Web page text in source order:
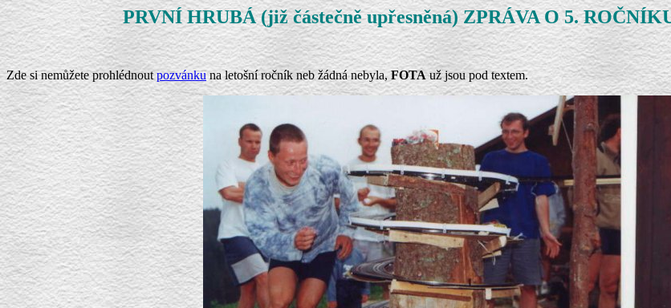
PRVNÍ HRUBÁ (již částečně upřesněná) ZPRÁVA O 5.
Zde si nemůžete prohlédnoutpozvánkuna letošní ročník neb žádná nebyla,FOTAuž jsou pod textem.